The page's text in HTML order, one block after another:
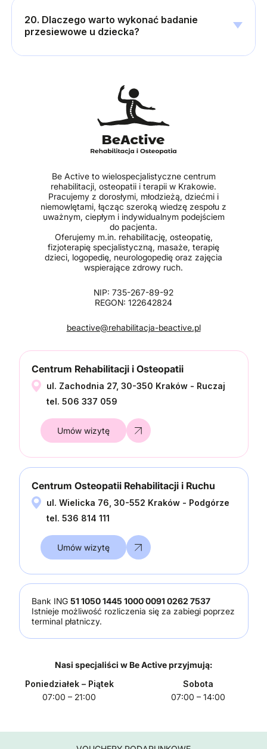
20. Dlaczego warto wykonać badanie
przesiewowe u dziecka?
Be Active to wielospecjalistyczne centrum
rehabilitacji, osteopatii i terapii w Krakowie.
Pracujemy z dorosłymi, młodzieżą, dziećmi i
niemowlętami, łącząc szeroką wiedzę zespołu z
uważnym, ciepłym i indywidualnym podejściem
do pacjenta.
Oferujemy m.in. rehabilitację, osteopatię,
fizjoterapię specjalistyczną, masaże, terapię
dzieci, logopedię, neurologopedię oraz zajęcia
wspierające zdrowy ruch.
NIP: 735-267-89-92
REGON: 122642824
beactive@rehabilitacja-beactive.pl
Centrum Rehabilitacji i Osteopatii
ul. Zachodnia 27, 30-350 Kraków - Ruczaj
tel. 506 337 059
Umów wizytę
Centrum Osteopatii Rehabilitacji i Ruchu
ul. Wielicka 76, 30-552 Kraków - Podgórze
tel. 536 814 111
Umów wizytę
Bank ING 51 1050 1445 1000 0091 0262 7537
Istnieje możliwość rozliczenia się za zabiegi poprzez
terminal płatniczy.
Nasi specjaliści w Be Active przyjmują:
Poniedziałek – Piątek
07:00 – 21:00
Sobota
07:00 – 14:00